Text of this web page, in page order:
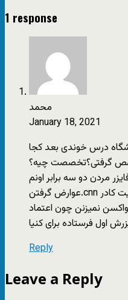
1 response
محمد
January 18, 2021
درس خوندی بعد کجا
گرفتی؟تخصصت چیه؟
با واکسن فایزر مردن دو سه برابر اونم
عوارض گرفتن.cnn که قبول داری!میگه از ۴میلیون جمعیت کادر
۸۰درصد واکسن نمیزنن چون اعتماد
Reply
Leave a Reply